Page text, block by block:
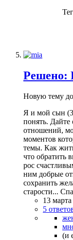
Решено:
Новую тему
Я и мой сын
понять.
отношений,
моментов
темы. Как
что обратить
рос
ним добрые
сохранить
старости...
13 марта
5
(и